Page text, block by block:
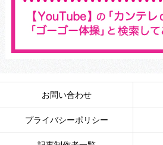
お問い合わせ
プライバシーポリシー